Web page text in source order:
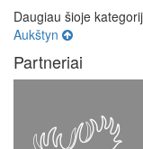
Daugiau šioje
Aukštyn
Partneriai